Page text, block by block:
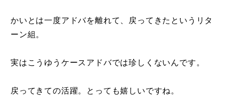
かいとは一度アドバを離れて、戻ってきたというリタ
ーン組。
実はこうゆうケースアドバでは珍しくないんです。
戻ってきての活躍。とっても嬉しいですね。